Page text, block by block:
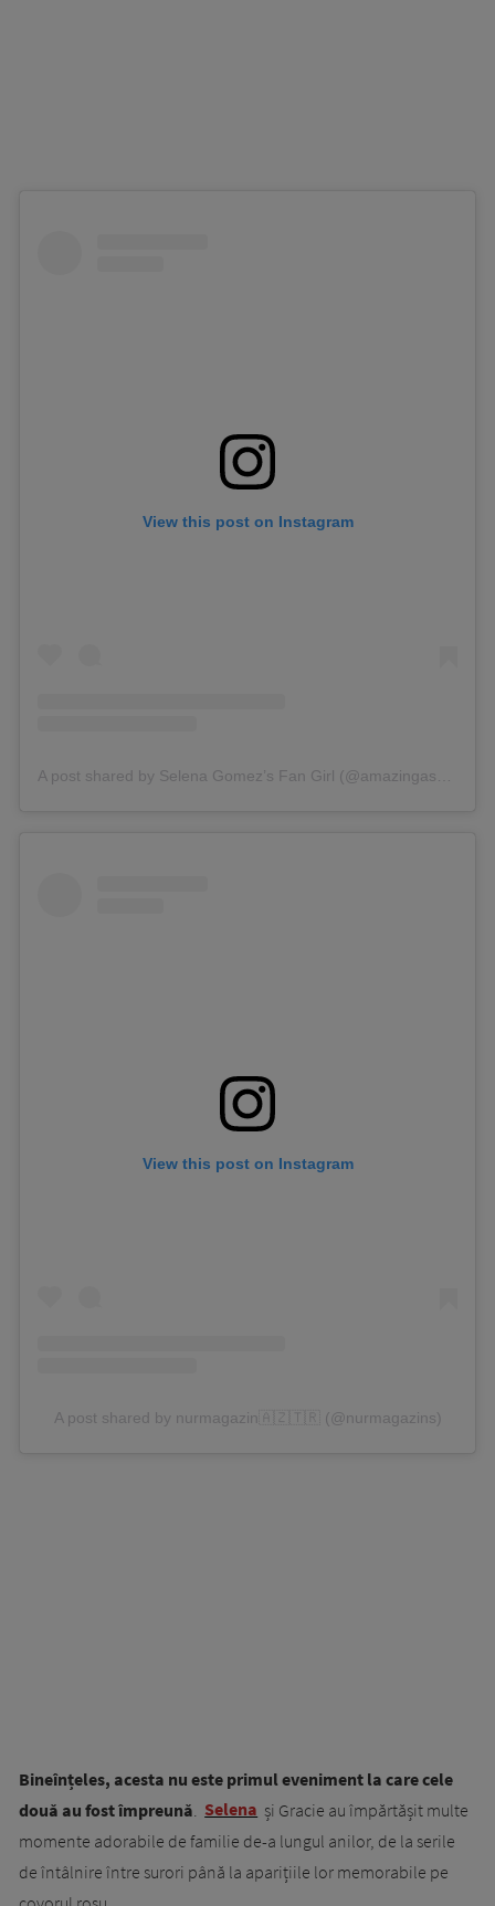
View this post on Instagram
View this post on Instagram
A post shared by nurmagazin🇦🇿🇹🇷 (@nurmagazins)
Bineînțeles, acesta nu este primul eveniment la care cele
două au fost împreună Selena și Gracie au împărtășit multe
momente adorabile de familie de-a lungul anilor, de la serile
de întâlnire între surori până la aparițiile lor memorabile pe